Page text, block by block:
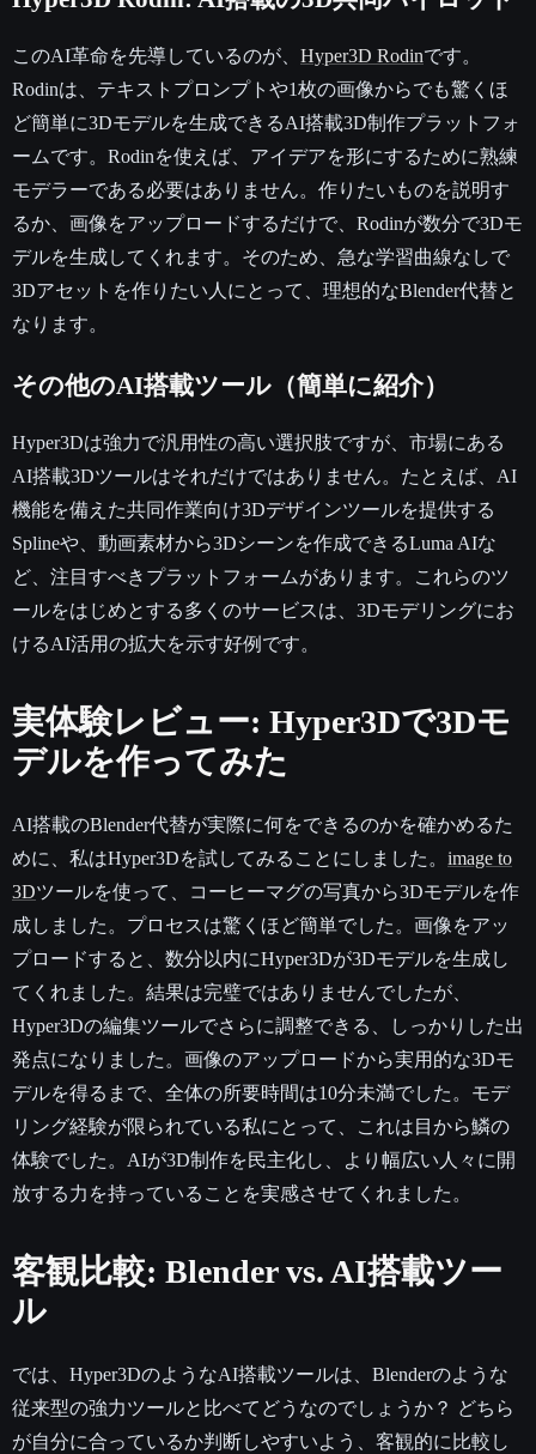
このAI革命を先導しているのが、 Hyper3D Rodinです。
Rodinは、テキストプロンプトや1枚の画像からでも驚くほ
ど簡単に3Dモデルを生成できるAI搭載3D制作プラットフォ
ームです。Rodinを使えば、アイデアを形にするために熟練
モデラーである必要はありません。作りたいものを説明す
るか、画像をアップロードするだけで、Rodinが数分で3Dモ
デルを生成してくれます。そのため、急な学習曲線なしで
3Dアセットを作りたい人にとって、理想的なBlender代替と
なります。
その他のAI搭載ツール（簡単に紹介）
Hyper3Dは強力で汎用性の高い選択肢ですが、市場にある
AI搭載3Dツールはそれだけではありません。たとえば、AI
機能を備えた共同作業向け3Dデザインツールを提供する
Splineや、動画素材から3Dシーンを作成できるLuma AIな
ど、注目すべきプラットフォームがあります。これらのツ
ールをはじめとする多くのサービスは、3Dモデリングにお
けるAI活用の拡大を示す好例です。
実体験レビュー: Hyper3Dで3Dモ
デルを作ってみた
AI搭載のBlender代替が実際に何をできるのかを確かめるた
めに、私はHyper3Dを試してみることにしました。 image to
3Dツールを使って、コーヒーマグの写真から3Dモデルを作
成しました。プロセスは驚くほど簡単でした。画像をアッ
プロードすると、数分以内にHyper3Dが3Dモデルを生成し
てくれました。結果は完璧ではありませんでしたが、
Hyper3Dの編集ツールでさらに調整できる、しっかりした出
発点になりました。画像のアップロードから実用的な3Dモ
デルを得るまで、全体の所要時間は10分未満でした。モデ
リング経験が限られている私にとって、これは目から鱗の
体験でした。AIが3D制作を民主化し、より幅広い人々に開
放する力を持っていることを実感させてくれました。
客観比較: Blender vs. AI搭載ツー
ル
では、Hyper3DのようなAI搭載ツールは、Blenderのような
従来型の強力ツールと比べてどうなのでしょうか？ どちら
が自分に合っているか判断しやすいよう、客観的に比較し